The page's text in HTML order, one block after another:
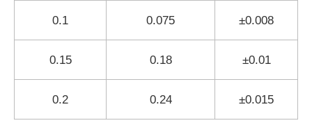
0.1 0.075 ±0.008
0.15 0.18 ±0.01
0.2 0.24 ±0.015